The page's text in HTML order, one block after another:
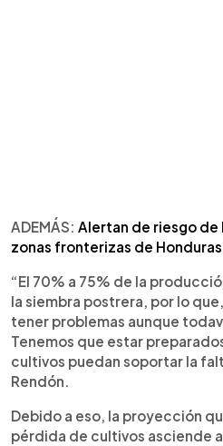
ADEMÁS: Alertan de riesgo de
zonas fronterizas de
“El 70% a 75% de la
la siembra postrera, por lo
tener problemas aunque
Tenemos que estar
cultivos puedan soportar la
Rendón.
Debido a eso, la proyección
pérdida de cultivos asciende